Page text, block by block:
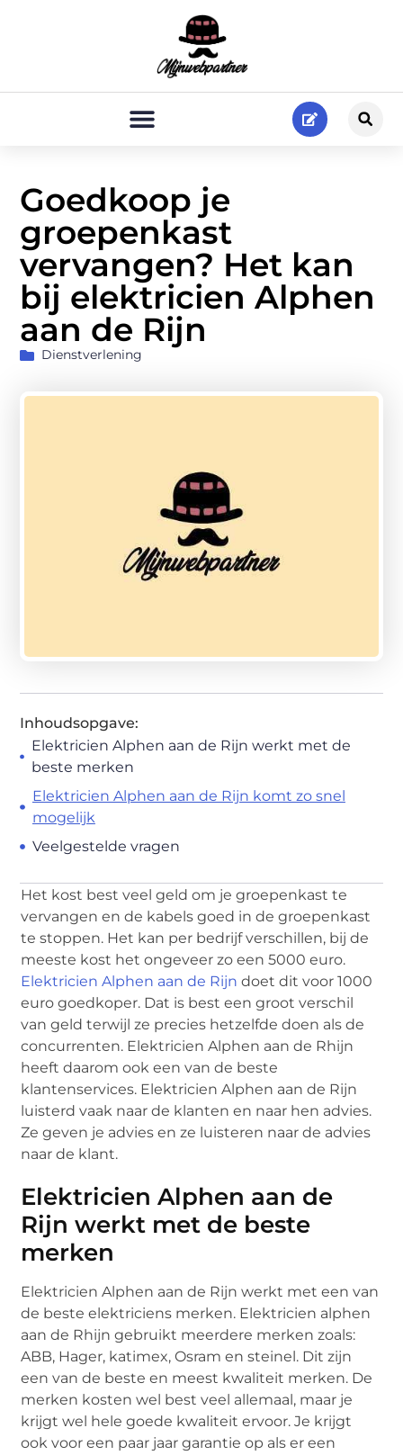
Goedkoop je
groepenkast
vervangen? Het kan
bij elektricien Alphen
aan de Rijn
Dienstverlening
Inhoudsopgave:
Elektricien Alphen aan de Rijn werkt met de
beste merken
Elektricien Alphen aan de Rijn komt zo snel
mogelijk
Veelgestelde vragen
Het kost best veel geld om je groepenkast te
vervangen en de kabels goed in de groepenkast
te stoppen. Het kan per bedrijf verschillen, bij de
meeste kost het ongeveer zo een 5000 euro.
Elektricien Alphen aan de Rijn doet dit voor 1000
euro goedkoper. Dat is best een groot verschil
van geld terwijl ze precies hetzelfde doen als de
concurrenten. Elektricien Alphen aan de Rhijn
heeft daarom ook een van de beste
klantenservices. Elektricien Alphen aan de Rijn
luisterd vaak naar de klanten en naar hen advies.
Ze geven je advies en ze luisteren naar de advies
naar de klant.
Elektricien Alphen aan de
Rijn werkt met de beste
merken
Elektricien Alphen aan de Rijn werkt met een van
de beste elektriciens merken. Elektricien alphen
aan de Rhijn gebruikt meerdere merken zoals:
ABB, Hager, katimex, Osram en steinel. Dit zijn
een van de beste en meest kwaliteit merken. De
merken kosten wel best veel allemaal, maar je
krijgt wel hele goede kwaliteit ervoor. Je krijgt
ook voor een paar jaar garantie op als er een